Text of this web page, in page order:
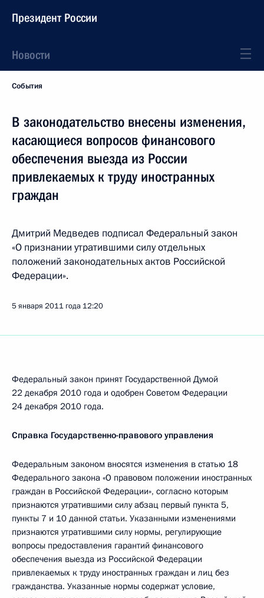
Президент России
Новости
События
В законодательство внесены изменения,
касающиеся вопросов финансового
обеспечения выезда из России
привлекаемых к труду иностранных
граждан
Дмитрий Медведев подписал Федеральный закон
«О признании утратившими силу отдельных
положений законодательных актов Российской
Федерации».
5 января 2011 года 12:20
Федеральный закон принят Государственной Думой
22 декабря 2010 года и одобрен Советом Федерации
24 декабря 2010 года.
Справка Государственно-правового управления
Федеральным законом вносятся изменения в статью 18
Федерального закона «О правовом положении иностранных
граждан в Российской Федерации», согласно которым
признаются утратившими силу абзац первый пункта 5,
пункты 7 и 10 данной статьи. Указанными изменениями
признаются утратившими силу нормы, регулирующие
вопросы предоставления гарантий финансового
обеспечения выезда из Российской Федерации
привлекаемых к труду иностранных граждан и лиц без
гражданства. Указанные нормы содержат условие,